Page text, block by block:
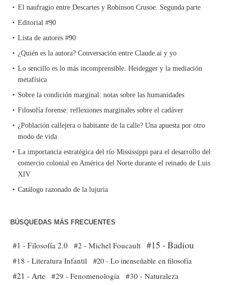
El naufragio entre Descartes y Robinson Crusoe. Segunda parte
Editorial #90
Lista de autores #90
¿Quién es la autora? Conversación entre Claude.ai y yo
Lo sencillo es lo más incomprensible. Heidegger y la mediación
metafísica
Sobre la condición marginal: notas sobre las humanidades
Filosofía forense: reflexiones marginales sobre el cadáver
¿Población callejera o habitante de la calle? Una apuesta por otro
modo de vida
La importancia estratégica del río Mississippi para el desarrollo del
comercio colonial en América del Norte durante el reinado de Luis
XIV
Catálogo razonado de la lujuria
BÚSQUEDAS MÁS FRECUENTES
#1 - Filosofía 2.0 #2 - Michel Foucault #15 - Badiou
#18 - Literatura Infantil #20 - Lo inenseñable en filosofía
#21 - Arte #29 - Fenomenología
#30 - Naturaleza